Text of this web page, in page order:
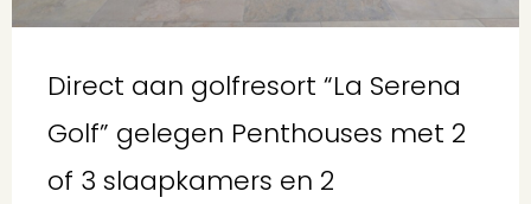
Direct aan golfresort “La Serena
Golf” gelegen Penthouses met 2
of 3 slaapkamers en 2